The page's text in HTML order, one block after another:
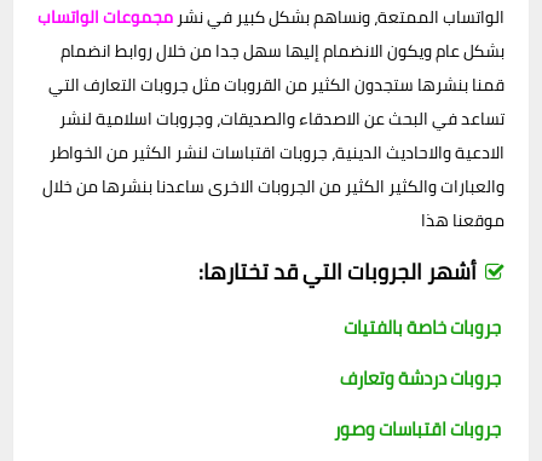
الواتساب الممتعة، ونساهم بشكل كبير في نشرمجموعات الواتساب
بشكل عام ويكون الانضمام إليها سهل جدا من خلال روابط انضمام
قمنا بنشرها ستجدون الكثير من القروبات مثل جروبات التعارف التي
تساعد في البحث عن الاصدقاء والصديقات، وجروبات اسلامية لنشر
الادعية والاحاديث الدينية، جروبات اقتباسات لنشر الكثير من الخواطر
والعبارات والكثير الكثير من الجروبات الاخرى ساعدنا بنشرها من خلال
موقعنا هذا
أشهر الجروبات التي قد تختارها:
جروبات خاصة بالفتيات
جروبات دردشة وتعارف
جروبات اقتباسات وصور